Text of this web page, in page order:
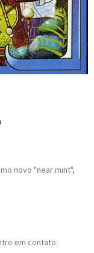
novo "near mint",
em contato: